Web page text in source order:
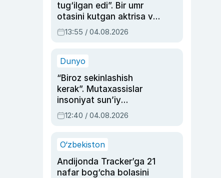
tug‘ilgan edi”. Bir umr
otasini kutgan aktrisa va
dublyaj ustasi Rimma
Ahmedovaning
13:55 / 04.08.2026
Dunyo
“Biroz sekinlashish
kerak”. Mutaxassislar
insoniyat sun’iy
intellektni boshqara
olmay qolishidan xavotir
12:40 / 04.08.2026
O‘zbekiston
Andijonda Tracker’ga 21
nafar bog‘cha bolasini